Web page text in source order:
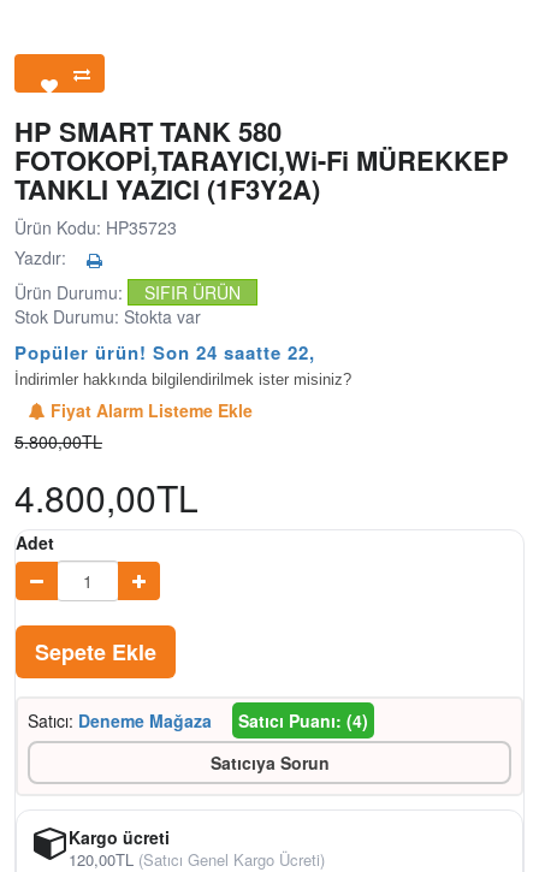
HP SMART TANK 580
FOTOKOPİ,TARAYICI,Wi-Fi MÜREKKEP
TANKLI YAZICI (1F3Y2A)
Ürün Kodu: HP35723
Yazdır:
Ürün Durumu:
SIFIR ÜRÜN
Stok Durumu: Stokta var
Popüler ürün! Son 24 saatte 22,4B
İndirimler hakkında bilgilendirilmek ister misiniz?
Fiyat Alarm Listeme Ekle
5.800,00TL
4.800,00TL
Adet
Sepete Ekle
Satıcı: Deneme Mağaza
Satıcı Puanı: (4)
Satıcıya Sorun
Kargo ücreti
120,00TL (Satıcı Genel Kargo Ücreti)